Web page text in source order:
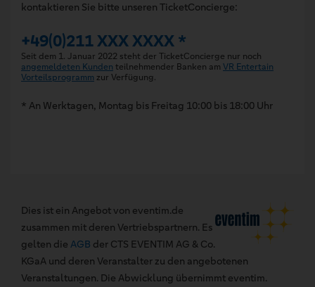
kontaktieren Sie bitte unseren TicketConcierge:
+49(0)211 XXX XXXX *
Seit dem 1. Januar 2022 steht der TicketConcierge nur noch
angemeldeten Kunden teilnehmender Banken am VR Entertain
Vorteilsprogramm zur Verfügung.
* An Werktagen, Montag bis Freitag 10:00 bis 18:00 Uhr
Dies ist ein Angebot von eventim.de
zusammen mit deren Vertriebspartnern. Es
gelten die AGB der CTS EVENTIM AG & Co.
KGaA und deren Veranstalter zu den angebotenen
Veranstaltungen. Die Abwicklung übernimmt eventim.